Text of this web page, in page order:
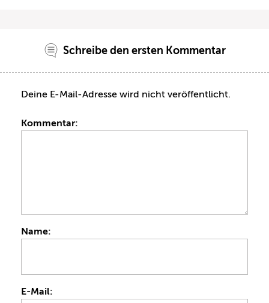
Schreibe den ersten Kommentar
Deine E-Mail-Adresse wird nicht veröffentlicht.
Kommentar:
Name:
E-Mail: